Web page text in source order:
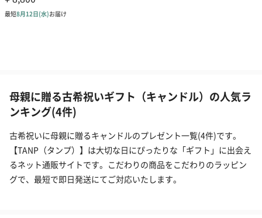
母親に贈る古希祝いギフト（キャンドル）の人気ラ
ンキング(4件)
古希祝いに母親に贈るキャンドルのプレゼント一覧(4件)です。
【TANP（タンプ）】は大切な日にぴったりな「ギフト」に出会え
るネット通販サイトです。こだわりの商品をこだわりのラッピン
グで、最短で即日発送にてご対応いたします。